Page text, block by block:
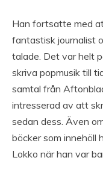
Han fortsatte med
fantastisk journalist
talade. Det var helt
skriva popmusik till
samtal från
intresserad av att
sedan dess. Även
böcker som innehöll
Lokko när han var